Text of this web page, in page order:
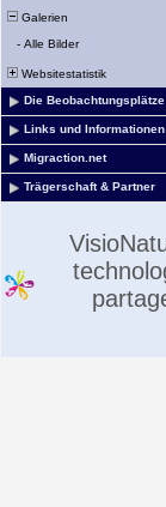
Galerien
- Alle Bilder
Websitestatistik
Die Beobachtungsplätze
Links und Informationen
Migraction.net
Trägerschaft & Partner